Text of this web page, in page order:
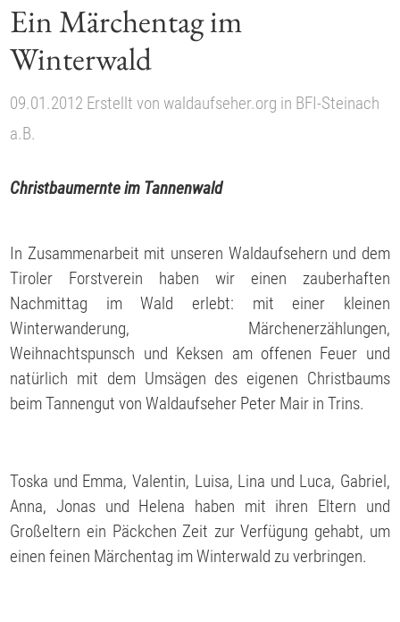
Ein Märchentag im
Winterwald
09.01.2012 Erstellt von waldaufseher.org in BFI-Steinach
a.B.
Christbaumernte im Tannenwald
In Zusammenarbeit mit unseren Waldaufsehern und dem
Tiroler Forstverein haben wir einen zauberhaften
Nachmittag im Wald erlebt: mit einer kleinen
Winterwanderung, Märchenerzählungen,
Weihnachtspunsch und Keksen am offenen Feuer und
natürlich mit dem Umsägen des eigenen Christbaums
beim Tannengut von Waldaufseher Peter Mair in Trins.
Toska und Emma, Valentin, Luisa, Lina und Luca, Gabriel,
Anna, Jonas und Helena haben mit ihren Eltern und
Großeltern ein Päckchen Zeit zur Verfügung gehabt, um
einen feinen Märchentag im Winterwald zu verbringen.